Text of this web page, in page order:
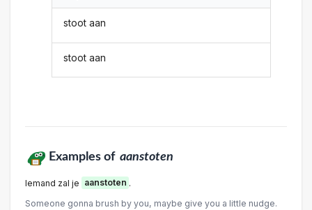
stoot aan
stoot aan
Examples of aanstoten
Iemand zal je aanstoten .
Someone gonna brush by you, maybe give you a little nudge.